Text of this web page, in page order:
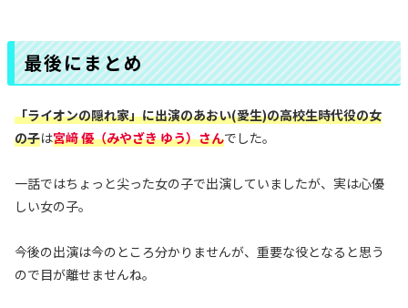
最後にまとめ
「ライオンの隠れ家」に出演のあおい(愛生)の高校生時代役の女
の子は宮﨑 優（みやざき ゆう）さんでした。
一話ではちょっと尖った女の子で出演していましたが、実は心優
しい女の子。
今後の出演は今のところ分かりませんが、重要な役となると思う
ので目が離せませんね。